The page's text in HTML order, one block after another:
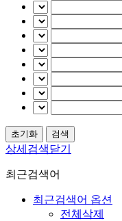
상세검색닫기
최근검색어
최근검색어 옵션
전체삭제